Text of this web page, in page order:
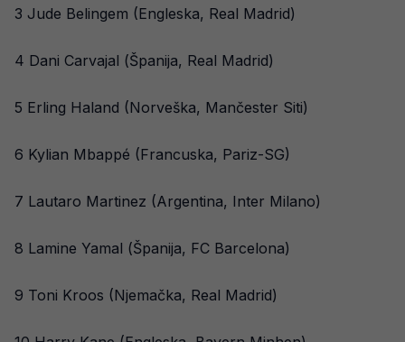
3 Jude Belingem (Engleska, Real Madrid)
4 Dani Carvajal (Španija, Real Madrid)
5 Erling Haland (Norveška, Mančester Siti)
6 Kylian Mbappé (Francuska, Pariz-SG)
7 Lautaro Martinez (Argentina, Inter Milano)
8 Lamine Yamal (Španija, FC Barcelona)
9 Toni Kroos (Njemačka, Real Madrid)